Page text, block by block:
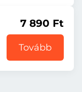
7 890 Ft
Tovább